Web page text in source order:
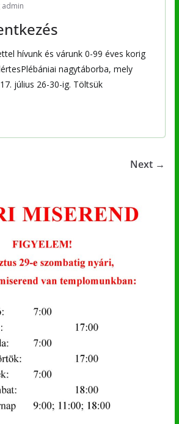
admin
hívunk és várunk 0-99 éves korig
nagytáborba, mely
július 26-30-ig. Töltsük
Next →